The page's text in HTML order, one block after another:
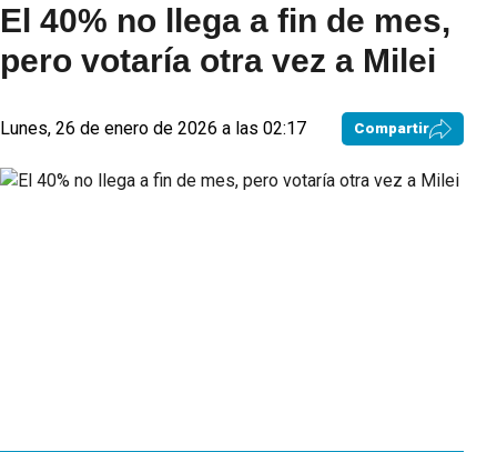
El 40% no llega a fin de mes,
pero votaría otra vez a Milei
Lunes, 26 de enero de 2026 a las 02:17 Compartir